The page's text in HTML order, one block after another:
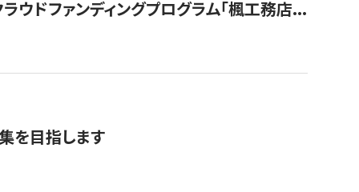
ドファンディングプログラム「楓工務店...
を目指します